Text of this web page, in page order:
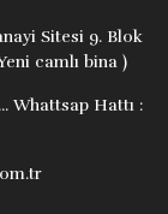
Sitesi 9. Blok
camlı bina )
Whattsap Hattı :